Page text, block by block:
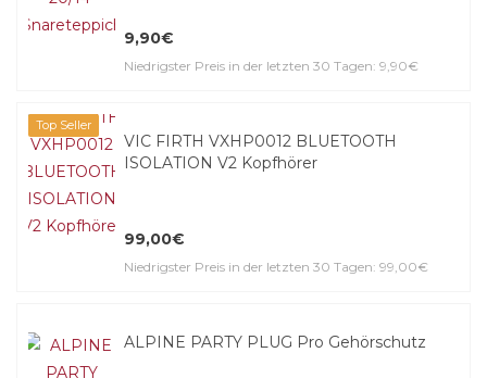
9,90€
Niedrigster Preis in der letzten 30 Tagen: 9,90€
Top Seller
VIC FIRTH VXHP0012 BLUETOOTH
ISOLATION V2 Kopfhörer
99,00€
Niedrigster Preis in der letzten 30 Tagen: 99,00€
ALPINE PARTY PLUG Pro Gehörschutz